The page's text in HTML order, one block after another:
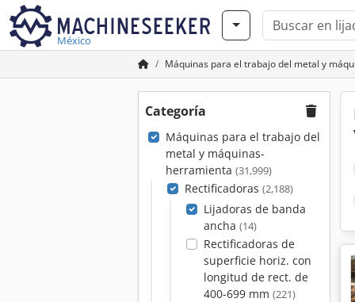
México
Máquinas para el trabajo del metal y
Categoría
Máquinas para el trabajo del
metal y máquinas-
herramienta (31,999)
Rectificadoras (2,188)
Lijadoras de banda
ancha (14)
Rectificadoras de
superficie horiz. con
longitud de rect. de
400-699 mm (221)